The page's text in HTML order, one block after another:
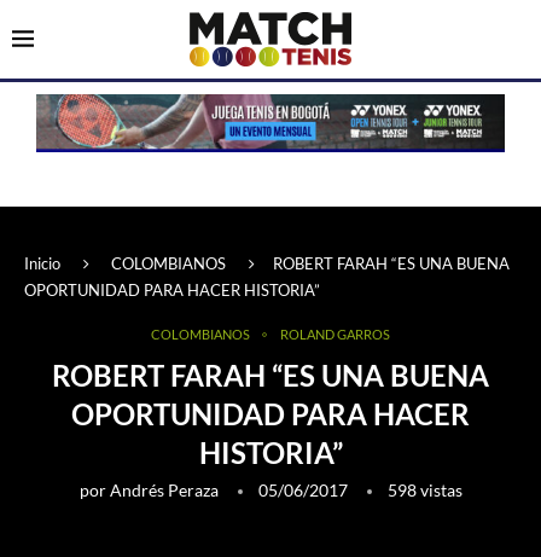
Inicio COLOMBIANOS
ROBERT FARAH “ES UNA BUENA
OPORTUNIDAD PARA HACER HISTORIA”
COLOMBIANOS ROLAND GARROS
ROBERT FARAH “ES UNA BUENA
OPORTUNIDAD PARA HACER
HISTORIA”
porAndrés Peraza 05/06/2017 598vistas